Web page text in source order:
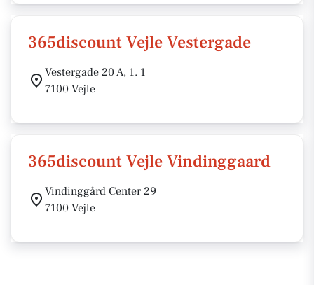
365discount Vejle Vestergade
Vestergade 20 A, 1. 1
7100 Vejle
365discount Vejle Vindinggaard
Vindinggård Center 29
7100 Vejle